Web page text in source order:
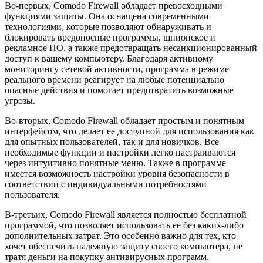
Во-первых, Comodo Firewall обладает превосходными
функциями защиты. Она оснащена современными
технологиями, которые позволяют обнаруживать и
блокировать вредоносные программы, шпионское и
рекламное ПО, а также предотвращать несанкционированный
доступ к вашему компьютеру. Благодаря активному
мониторингу сетевой активности, программа в режиме
реального времени реагирует на любые потенциально
опасные действия и помогает предотвратить возможные
угрозы.
Во-вторых, Comodo Firewall обладает простым и понятным
интерфейсом, что делает ее доступной для использования как
для опытных пользователей, так и для новичков. Все
необходимые функции и настройки легко настраиваются
через интуитивно понятные меню. Также в программе
имеется возможность настройки уровня безопасности в
соответствии с индивидуальными потребностями
пользователя.
В-третьих, Comodo Firewall является полностью бесплатной
программой, что позволяет использовать ее без каких-либо
дополнительных затрат. Это особенно важно для тех, кто
хочет обеспечить надежную защиту своего компьютера, не
тратя деньги на покупку антивирусных программ.